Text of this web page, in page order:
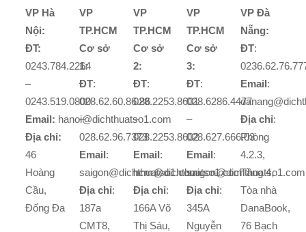
VP Hà
Nội:
ĐT:
0243.784.2264
–
0243.519.0800
Email: hanoi@dichthuatso1.com
Địa chỉ:
46
Hoàng
Cầu,
Đống Đa
VP
TP.HCM
Cơ sở
1:
ĐT:
028.62.60.86.86
–
028.62.96.7373
Email:
saigon@dichthuatso1.com
Địa chỉ:
187a
CMT8,
VP
TP.HCM
Cơ sở
2:
ĐT:
028.2253.8601
–
028.2253.8602
Email:
hcm@dichthuatso1.com
Địa chỉ:
166A Võ
Thị Sáu,
VP
TP.HCM
Cơ sở
3:
ĐT:
028.6286.4477
–
028.627.666.03
Email:
saigon@dichthuatso1.com
Địa chỉ:
345A
Nguyễn
VP Đà
Nẵng:
ĐT:
Email:
Địa chỉ:
Phòng
4.2.3,
Tầng 4,
Tòa nhà
DanaBook,
76 Bạch